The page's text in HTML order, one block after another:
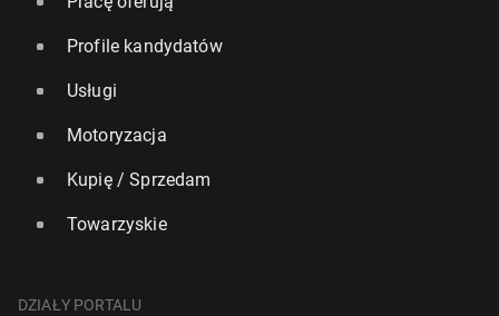
Profile kandydatów
Usługi
Motoryzacja
Kupię / Sprzedam
Towarzyskie
DZIAŁY PORTALU